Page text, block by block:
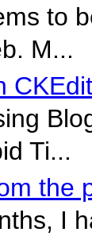
to
M...
Ti...
the
I